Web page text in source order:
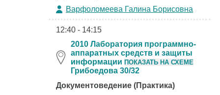
Варфоломеева Галина Борисовна
12:40 - 14:15
2010 Лаборатория программно-
аппаратных средств и защиты
информации ПОКАЗАТЬ НА СХЕМЕ
Грибоедова 30/32
Документоведение (Практика)